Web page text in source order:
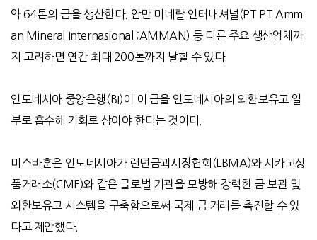
약64톤의 금을 생산한다. 암만 미네랄 인터내셔널(PT PT Amm
an Mineral Internasional ;AMMAN) 등 다른 주요 생산업체까
지 고려하면 연간 최대 200톤까지 달할 수 있다.
인도네시아 중앙은행(BI)이 이 금을 인도네시아의 외환보유고 일
부로 흡수해 기회로 삼아야 한다는 것이다.
미스바훈은 인도네시아가 런던금괴시장협회 (LBMA)와 시카고상
품거래소(CME)와 같은 글로벌 기관을 모방해 강력한 금 보관 및
외환보유고 시스템을 구축함으로써 국제 금 거래를 촉진할 수 있
다고 제안했다.